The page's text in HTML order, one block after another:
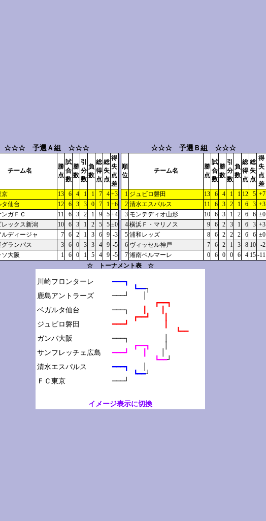
☆☆☆ 予選Ａ組 ☆☆☆
チーム名
勝
点
試
合
数
勝
数
引
分
数
負
数
総
得
点
総
失
点
得
失
点
差
京 13 6 4 1 1 7 4 +3
仙台 12 6 3 3 0 7 1 +6
ガＦＣ 11 6 3 2 1 9 5 +4
レックス新潟 10 6 3 1 2 5 5 ±0
ディージャ 7 6 2 1 3 6 9 -3
ランパス 3 6 0 3 3 4 9 -5
大阪 1 6 0 1 5 4 9 -5
☆☆☆ 予選Ｂ組 ☆☆☆
順
位
チーム名
勝
点
試
合
数
勝
数
引
分
数
負
数
総
得
点
総
失
点
得
失
点
差
1 ジュビロ磐田 13 6 4 1 1 12 5 +7
2 清水エスパルス 11 6 3 2 1 6 3 +3
3 モンテディオ山形 10 6 3 1 2 6 6 ±0
4 横浜Ｆ・マリノス 9 6 2 3 1 6 3 +3
5 浦和レッズ 8 6 2 2 2 6 6 ±0
6 ヴィッセル神戸 7 6 2 1 3 8 10
-2
7 湘南ベルマーレ 0 6 0 0 6 4 15 -11
☆ トーナメント表 ☆
川崎フロンターレ
鹿島アントラーズ
ベガルタ仙台
ジュビロ磐田
ガンバ大阪
サンフレッチェ広島
清水エスパルス
━━━┓
┗━━┐
───┘　　│
┏━━┓
───┐
┃　　┃
┏━━┛　　┃
━━━┛　　　　　┃
┗━━
───┐　　　　　│
┏━━┓
│
━━━┛　　┃
┗━━┘
━━━┓
┗━━┘
───┘
イメージ表示に切換